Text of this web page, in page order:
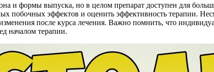
и формы выпуска, но в целом препарат доступен для
побочных эффектов и оценить эффективность терапии.
после курса лечения. Важно помнить, что
началом терапии.